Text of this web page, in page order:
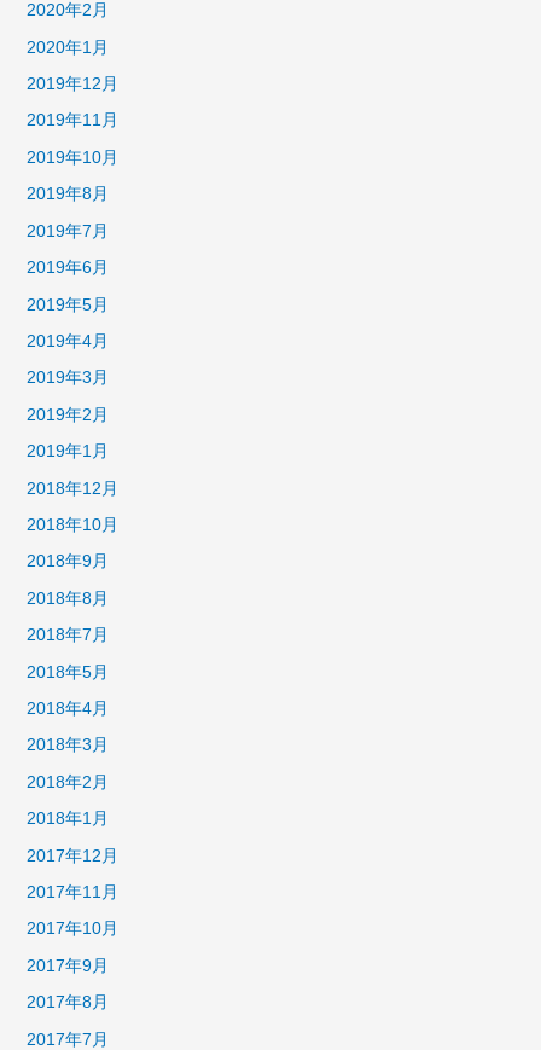
2020年2月
2020年1月
2019年12月
2019年11月
2019年10月
2019年8月
2019年7月
2019年6月
2019年5月
2019年4月
2019年3月
2019年2月
2019年1月
2018年12月
2018年10月
2018年9月
2018年8月
2018年7月
2018年5月
2018年4月
2018年3月
2018年2月
2018年1月
2017年12月
2017年11月
2017年10月
2017年9月
2017年8月
2017年7月